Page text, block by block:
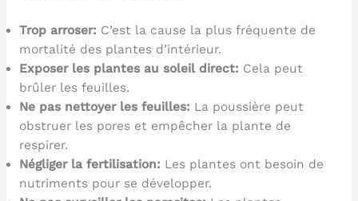
Trop arroser: C’est la cause la plus fréquente de
mortalité des plantes d’intérieur.
Exposer les plantes au soleil direct: Cela peut
brûler les feuilles.
Ne pas nettoyer les feuilles: La poussière peut
obstruer les pores et empêcher la plante de
respirer.
Négliger la fertilisation: Les plantes ont besoin de
nutriments pour se développer.